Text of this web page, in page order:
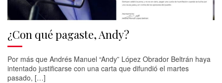
¿Con qué pagaste, Andy?
Por más que Andrés Manuel “Andy” López Obrador Beltrán haya
intentado justificarse con una carta que difundió el martes
pasado, […]